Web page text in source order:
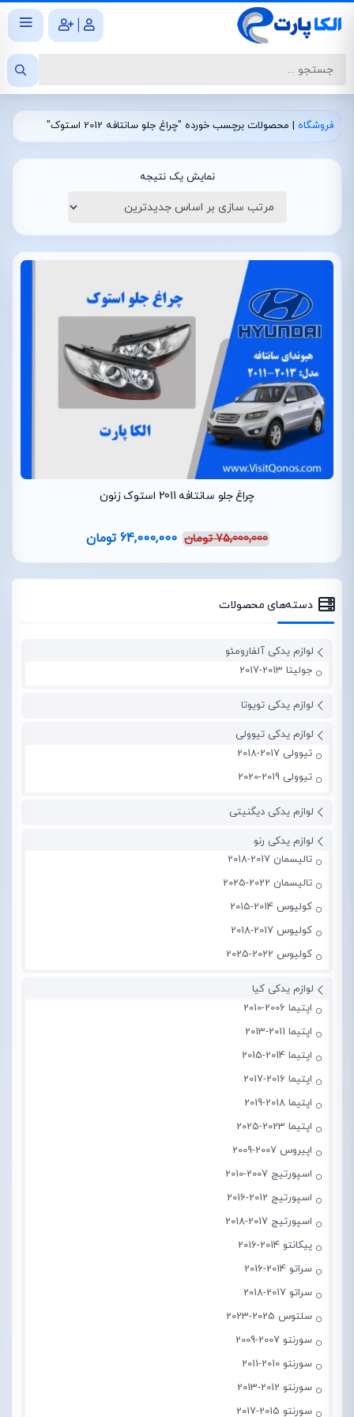
|
فروشگاه | محصولات برچسب خورده "چراغ جلو سانتافه 2012 استوک"
نمایش یک نتیجه
چراغ جلو سانتافه 2011 استوک زنون
75,000,000 تومان 64,000,000 تومان
دسته‌های محصولات
لوازم یدکی آلفارومئو
جولیتا 2013-2017
لوازم یدکی تویوتا
لوازم یدکی تیوولی
تیوولی 2017-2018
تیوولی 2019-2020
لوازم یدکی دیگنیتی
لوازم یدکی رنو
تالیسمان 2017-2018
تالیسمان 2022-2025
کولیوس 2014-2015
کولیوس 2017-2018
کولیوس 2022-2025
لوازم یدکی کیا
اپتیما 2006-2010
اپتیما 2011-2013
اپتیما 2014-2015
اپتیما 2016-2017
اپتیما 2018-2019
اپتیما 2023-2025
اپیروس 2007-2009
اسپورتیج 2007-2010
اسپورتیج 2012-2016
اسپورتیج 2017-2018
پیکانتو 2014-2016
سراتو 2014-2016
سراتو 2017-2018
سلتوس 2025-2023
سورنتو 2007-2009
سورنتو 2010-2011
سورنتو 2012-2013
سورنتو 2015-2017